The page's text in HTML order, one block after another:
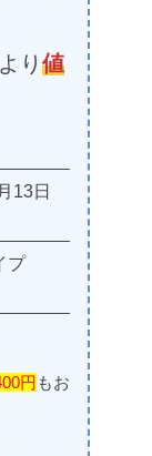
り 値
13日
プ
円 もお